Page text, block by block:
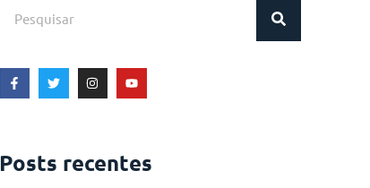
Posts recentes